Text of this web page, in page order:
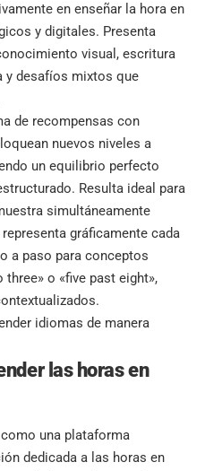
en enseñar la hora en
y digitales. Presenta
visual, escritura
y desafíos mixtos que
de recompensas con
nuevos niveles a
un equilibrio perfecto
Resulta ideal para
simultáneamente
gráficamente cada
a paso para conceptos
o «five past eight»,
idiomas de manera
las horas en
una plataforma
dedicada a las horas en